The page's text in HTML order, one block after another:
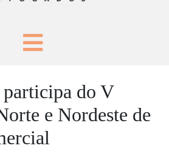
do V
e Nordeste de